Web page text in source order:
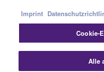
Imprint
Cookie-
Alle